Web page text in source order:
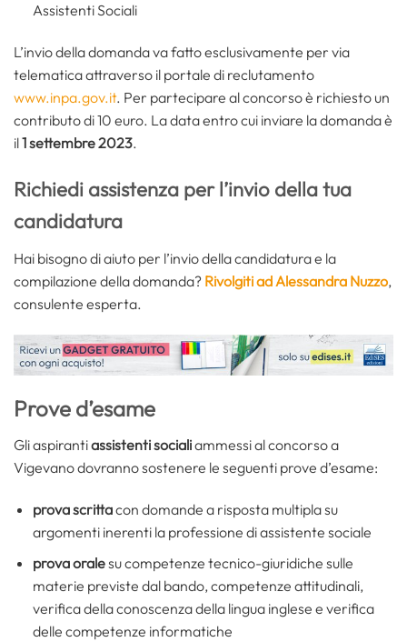
Assistenti Sociali
L’invio della domanda va fatto esclusivamente per via
telematica attraverso il portale di reclutamento
www.inpa.gov.it. Per partecipare al concorso è richiesto un
contributo di 10 euro. La data entro cui inviare la domanda è
il1 settembre 2023.
Richiedi assistenza per l’invio della tua
candidatura
Hai bisogno di aiuto per l’invio della candidatura e la
compilazione della domanda? Rivolgiti ad Alessandra Nuzzo,
consulente esperta.
Prove d’esame
Gli aspirantiassistenti socialiammessi al concorso a
Vigevano dovranno sostenere le seguenti prove d’esame:
prova scrittacon domande a risposta multipla su
argomenti inerenti la professione di assistente sociale
prova oralesu competenze tecnico-giuridiche sulle
materie previste dal bando, competenze attitudinali,
verifica della conoscenza della lingua inglese e verifica
delle competenze informatiche